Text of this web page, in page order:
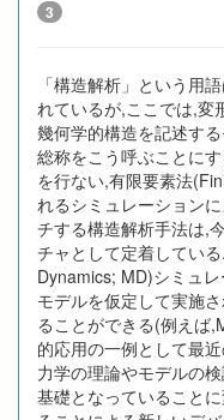
3
「構造解析」という用
れているが,ここでは,変
幾何学的構造を記述す
総称をこう呼ぶことに
を行ない,有限要素法
れるシミュレーション
チする構造解析手法は,
チャとして定着してい
Dynamics; MD)シミュ
モデルを仮定して実施
ることができる(例えば
的応用の一例として最
力学の理論やモデルの
基礎となっていること